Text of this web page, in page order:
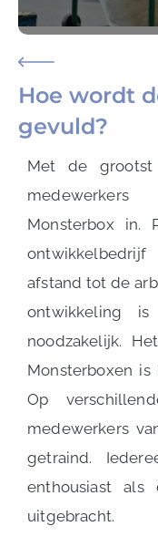
Hoe wordt
gevuld?
Met de
Monsterbox in.
afstand tot de
ontwikkeling
noodzakelijk.
Monsterboxen
Op
medewerkers
getraind.
enthousiast
uitgebracht.